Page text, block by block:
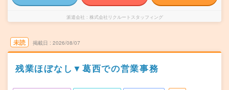
派遣会社 株式会社リクルートスタッフィング
未読 掲載日 2026/08/07
残業ほぼなし▼葛西での営業事務